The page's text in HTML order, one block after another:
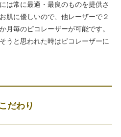
は常に最適・最良のものを提供さ
肌に優しいので、他レーザーで２
月毎のピコレーザーが可能です。
うと思われた時はピコレーザーに
だわり